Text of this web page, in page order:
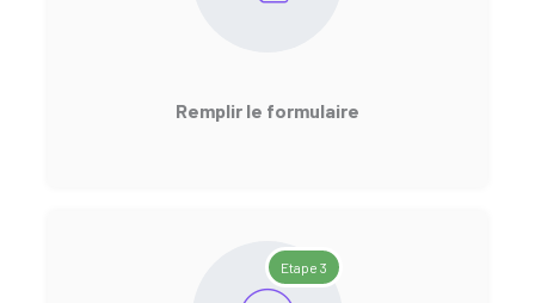
Remplir le formulaire
Etape 3